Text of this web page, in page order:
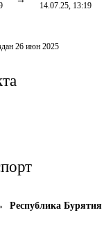
14.07.25, 13:19
26 июн 2025
Республика Бурятия